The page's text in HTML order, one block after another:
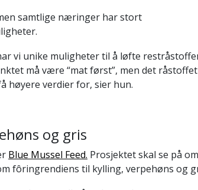
samtlige næringer har stort
vi unike muligheter til å løfte
må være “mat først”, men det
høyere verdier for, sier hun.
og gris
Blue Mussel Feed. Prosjektet skal se på
fôringrendiens til kylling, verpehøns og